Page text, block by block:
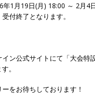
1月19日(月) 18:00 ～ 2月4
付終了となります。
ン公式サイトにて「大会特
。
をお待ちしております！